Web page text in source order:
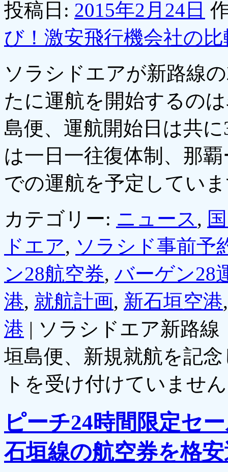
投稿日: 2015年2月24日
び！激安飛行機会社の
ソラシドエアが新路線
たに運航を開始するの
島便、運航開始日は共
は一日一往復体制、那
での運航を予定してい
カテゴリー: ニュース,
ドエア, ソラシド事前予
ン28航空券, バーゲン28
港, 就航計画, 新石垣空港
港 | ソラシドエア新路
垣島便、新規就航を記
トを受け付けていませ
ピーチ24時間限定セ
石垣線の航空券を格